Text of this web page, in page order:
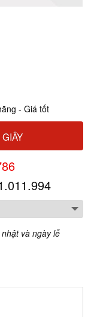
- Giá tốt
và ngày lễ